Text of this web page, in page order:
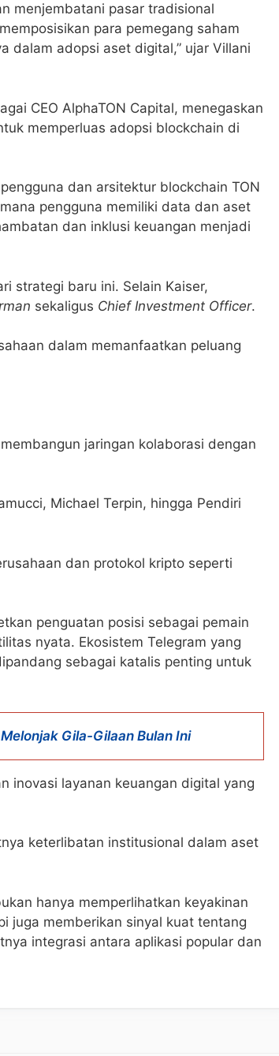
menjembatani pasar tradisional
para pemegang saham
dalam adopsi aset digital,” ujar Villani
CEO AlphaTON Capital, menegaskan
memperluas adopsi blockchain di
dan arsitektur blockchain TON
pengguna memiliki data dan aset
dan inklusi keuangan menjadi
strategi baru ini. Selain Kaiser,
sekaligus Chief Investment Officer.
dalam memanfaatkan peluang
jaringan kolaborasi dengan
Michael Terpin, hingga Pendiri
dan protokol kripto seperti
penguatan posisi sebagai pemain
nyata. Ekosistem Telegram yang
sebagai katalis penting untuk
Gila-Gilaan Bulan Ini
inovasi layanan keuangan digital yang
keterlibatan institusional dalam aset
hanya memperlihatkan keyakinan
juga memberikan sinyal kuat tentang
integrasi antara aplikasi popular dan